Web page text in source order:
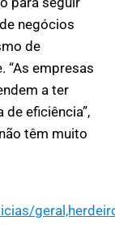
negócios
de
“As empresas
a ter
eficiência”,
têm muito